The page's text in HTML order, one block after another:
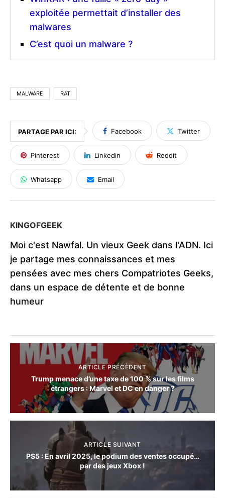
exploitée permettait d’installer des
malwares
C’est quoi un malware ?
MALWARE RAT
PARTAGE PAR ICI: Facebook Twitter
Pinterest Linkedin Reddit
Whatsapp Email
KINGOFGEEK
Moi c'est Nawfal. Un vieux Geek dans l'ADN. Ici
je partage mes connaissances et mes
pensées avec mes chers Compatriotes Geeks,
dans un espace de détente et de bonne
humeur
ARTICLE PRÉCÈDENT
Trump menace d’une taxe de 100 % sur les films
étrangers : Marvel et DC en danger ?
ARTICLE SUIVANT
PS5 : En avril 2025, le podium des ventes occupé…
par des jeux Xbox !